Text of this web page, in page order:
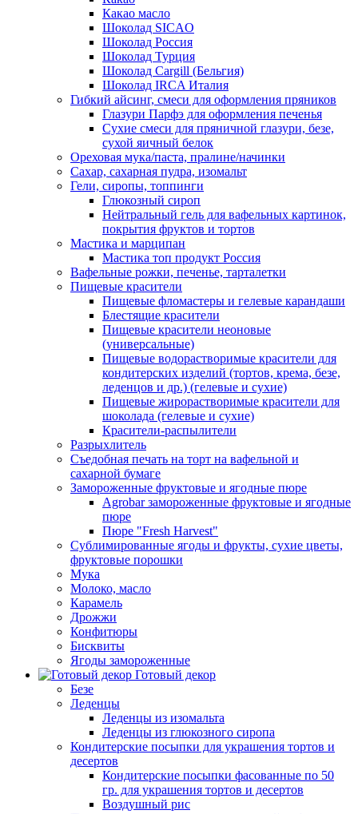
Какао масло
Шоколад SICAO
Шоколад Россия
Шоколад Турция
Шоколад Cargill (Бельгия)
Шоколад IRCA Италия
Гибкий айсинг, смеси для оформления пряников
Глазури Парфэ для оформления печенья
Сухие смеси для пряничной глазури, безе,
сухой яичный белок
Ореховая мука/паста, пралине/начинки
Сахар, сахарная пудра, изомальт
Гели, сиропы, топпинги
Глюкозный сироп
Нейтральный гель для вафельных картинок,
покрытия фруктов и тортов
Мастика и марципан
Мастика топ продукт Россия
Вафельные рожки, печенье, тарталетки
Пищевые красители
Пищевые фломастеры и гелевые карандаши
Блестящие красители
Пищевые красители неоновые
(универсальные)
Пищевые водорастворимые красители для
кондитерских изделий (тортов, крема, безе,
леденцов и др.) (гелевые и сухие)
Пищевые жирорастворимые красители для
шоколада (гелевые и сухие)
Красители-распылители
Разрыхлитель
Съедобная печать на торт на вафельной и
сахарной бумаге
Замороженные фруктовые и ягодные пюре
Agrobar замороженные фруктовые и ягодные
пюре
Пюре "Fresh Harvest"
Сублимированные ягоды и фрукты, сухие цветы,
фруктовые порошки
Мука
Молоко, масло
Карамель
Дрожжи
Конфитюры
Бисквиты
Ягоды замороженные
Готовый декор
Безе
Леденцы
Леденцы из изомальта
Леденцы из глюкозного сиропа
Кондитерские посыпки для украшения тортов и
десертов
Кондитерские посыпки фасованные по 50
гр. для украшения тортов и десертов
Воздушный рис